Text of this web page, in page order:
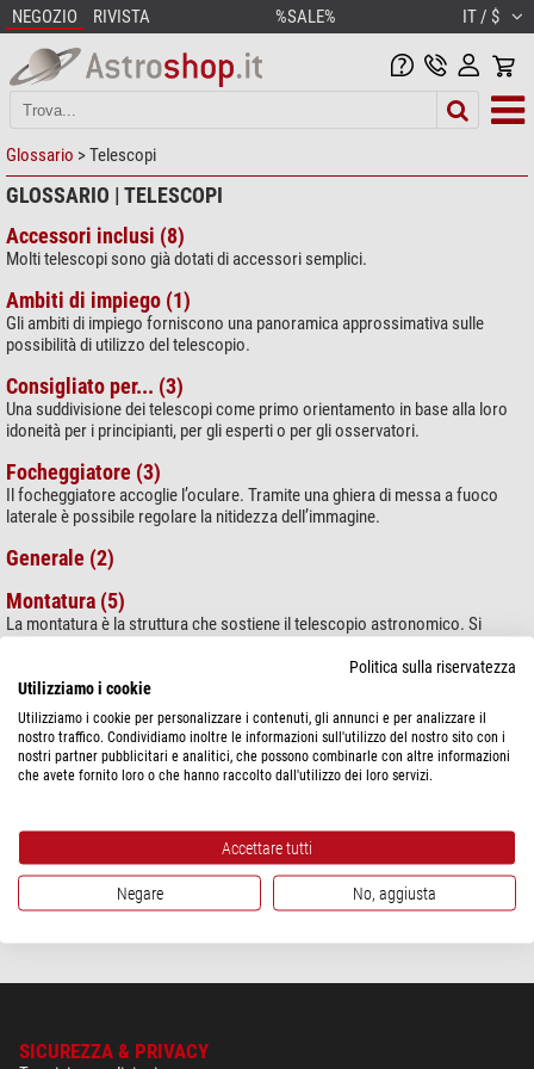
NEGOZIO RIVISTA %SALE% IT / $
Glossario > Telescopi
GLOSSARIO | TELESCOPI
Accessori inclusi (8)
Molti telescopi sono già dotati di accessori semplici.
Ambiti di impiego (1)
Gli ambiti di impiego forniscono una panoramica approssimativa sulle
possibilità di utilizzo del telescopio.
Consigliato per... (3)
Una suddivisione dei telescopi come primo orientamento in base alla loro
idoneità per i principianti, per gli esperti o per gli osservatori.
Focheggiatore (3)
Il focheggiatore accoglie l’oculare. Tramite una ghiera di messa a fuoco
laterale è possibile regolare la nitidezza dell’immagine.
Generale (2)
Montatura (5)
La montatura è la struttura che sostiene il telescopio astronomico. Si
Ottica (19)
L’ottica è il tubo del telescopio, che contiene gli elementi necessari a
raccogliere e a concentrare la luce.
Riflettore (4)
Sistema di controllo GoTo (7)
Treppiede
Il treppiede è una parte della montatura. Permette un posizionamento
SICUREZZA & PRIVACY
Politica sulla riservatezza
Utilizziamo i cookie
Utilizziamo i cookie per personalizzare i contenuti, gli annunci e per analizzare il
nostro traffico. Condividiamo inoltre le informazioni sull'utilizzo del nostro sito con i
nostri partner pubblicitari e analitici, che possono combinarle con altre informazioni
che avete fornito loro o che hanno raccolto dall'utilizzo dei loro servizi.
Accettare tutti
Negare No, aggiusta